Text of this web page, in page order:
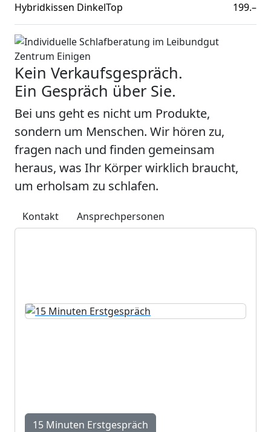
Hybridkissen DinkelTop 199.–
Kein Verkaufsgespräch.
Ein Gespräch über Sie.
Bei uns geht es nicht um Produkte,
sondern um Menschen. Wir hören zu,
fragen nach und finden gemeinsam
heraus, was Ihr Körper wirklich braucht,
um erholsam zu schlafen.
Kontakt Ansprechpersonen
15 Minuten Erstgespräch